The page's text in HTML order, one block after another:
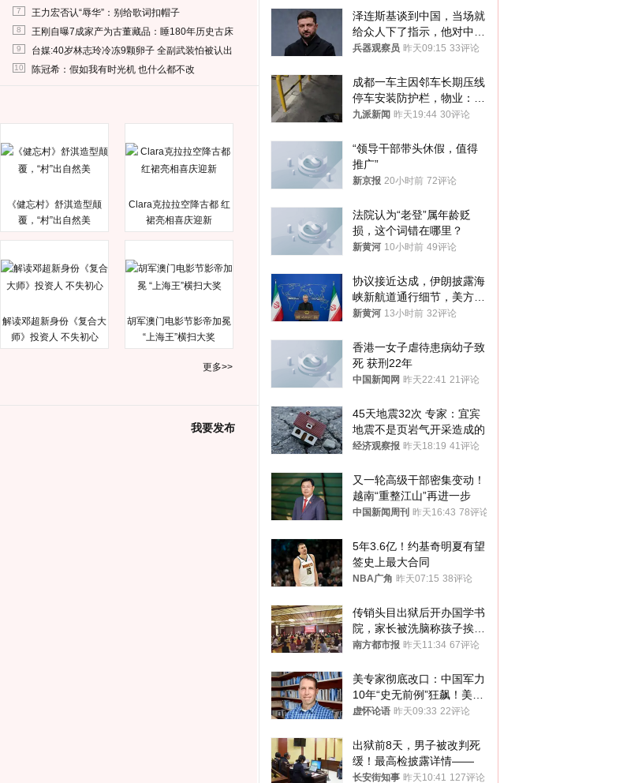
7 王力宏否认“辱华”：别给歌词扣帽子
8 王刚自曝7成家产为古董藏品：睡180年历史古床
9 台媒:40岁林志玲冷冻9颗卵子 全副武装怕被认出
10 陈冠希：假如我有时光机 也什么都不改
《健忘村》舒淇造型颠
覆，“村”出自然美
Clara克拉拉空降古都 红
裙亮相喜庆迎新
解读邓超新身份《复合大
师》投资人 不失初心
胡军澳门电影节影帝加冕
“上海王”横扫大奖
更多>>
我要发布
泽连斯基谈到中国，当场就
给众人下了指示，他对中国
和中乌关系，显然又有了新
兵器观察员 昨天09:15 33评论
成都一车主因邻车长期压线
停车安装防护栏，物业：不
建议装护栏，也会影响自身
九派新闻 昨天19:44 30评论
“领导干部带头休假，值得
推广”
新京报 20小时前 72评论
法院认为“老登”属年龄贬
损，这个词错在哪里？
新黄河 10小时前 49评论
协议接近达成，伊朗披露海
峡新航道通行细节，美方再
提“倒计时”
新黄河 13小时前 32评论
香港一女子虐待患病幼子致
死 获刑22年
中国新闻网 昨天22:41 21评论
45天地震32次 专家：宜宾
地震不是页岩气开采造成的
经济观察报 昨天18:19 41评论
又一轮高级干部密集变动！
越南“重整江山”再进一步
中国新闻周刊 昨天16:43 78评论
5年3.6亿！约基奇明夏有望
签史上最大合同
NBA广角 昨天07:15 38评论
传销头目出狱后开办国学书
院，家长被洗脑称孩子挨打
才有效果
南方都市报 昨天11:34 67评论
美专家彻底改口：中国军力
10年“史无前例”狂飙！美军
真慌了
虚怀论语 昨天09:33 22评论
出狱前8天，男子被改判死
缓！最高检披露详情——
长安街知事 昨天10:41 127评论